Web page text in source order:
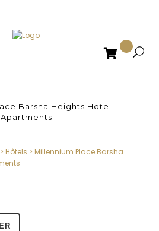

Barsha Heights Hotel
Apartments
> Hôtels > Millennium Place Barsha